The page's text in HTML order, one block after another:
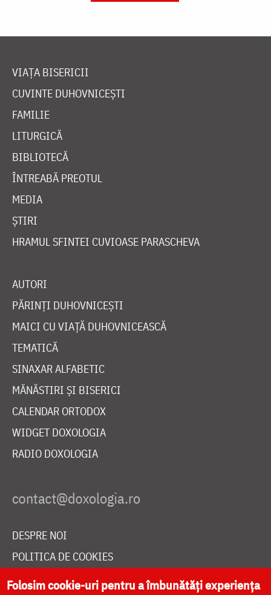
VIAȚA BISERICII
CUVINTE DUHOVNICEȘTI
FAMILIE
LITURGICĂ
BIBLIOTECĂ
ÎNTREABĂ PREOTUL
MEDIA
ȘTIRI
HRAMUL SFINTEI CUVIOASE PARASCHEVA
AUTORI
PĂRINȚI DUHOVNICEȘTI
MAICI CU VIAȚĂ DUHOVNICEASCĂ
TEMATICĂ
SINAXAR ALFABETIC
MĂNĂSTIRI ȘI BISERICI
CALENDAR ORTODOX
WIDGET DOXOLOGIA
RADIO DOXOLOGIA
DESPRE NOI
POLITICA DE COOKIES
DONEAZĂ ONLINE PENTRU CATEDRALA NAȚIONALĂ
Folosim cookie-uri pentru a îmbunătăți experiența